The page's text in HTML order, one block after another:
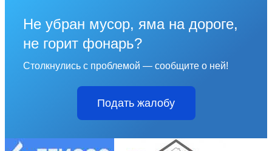
Не убран мусор, яма на дороге,
не горит фонарь?
Столкнулись с проблемой — сообщите о ней!
Подать жалобу